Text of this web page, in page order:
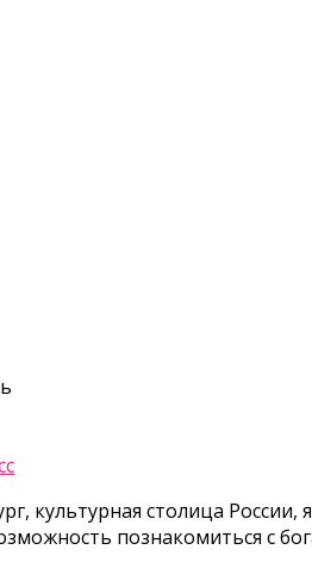
культурная столица
познакомиться с